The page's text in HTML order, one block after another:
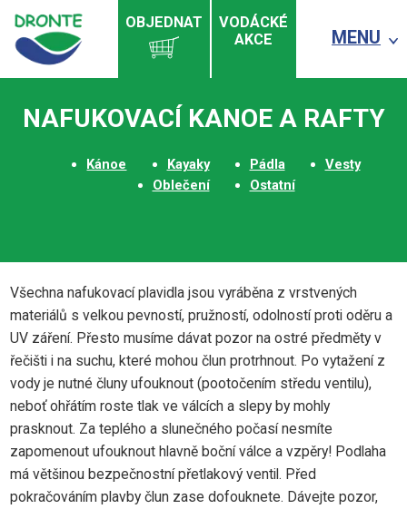
OBJEDNAT
VODÁCKÉ
AKCE
MENU
NAFUKOVACÍ KANOE A RAFTY
Kánoe Kayaky Pádla
Vesty
Oblečení
Ostatní
Všechna nafukovací plavidla jsou vyráběna z vrstvených
materiálů s velkou pevností, pružností, odolností proti oděru a
UV záření. Přesto musíme dávat pozor na ostré předměty v
řečišti i na suchu, které mohou člun protrhnout. Po vytažení z
vody je nutné čluny ufouknout (pootočením středu ventilu),
neboť ohřátím roste tlak ve válcích a slepy by mohly
prasknout. Za teplého a slunečného počasí nesmíte
zapomenout ufouknout hlavně boční válce a vzpěry! Podlaha
má většinou bezpečnostní přetlakový ventil. Před
pokračováním plavby člun zase dofouknete. Dávejte pozor,